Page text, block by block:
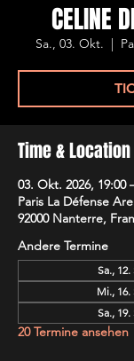
CELINE
Sa., 03. Okt.
  |
Time & Location
03. Okt. 2026, 19:00
Paris La Défense
92000 Nanterre,
Andere Termine
Sa., 12.
Mi., 16.
Sa., 19.
20 Termine ansehen